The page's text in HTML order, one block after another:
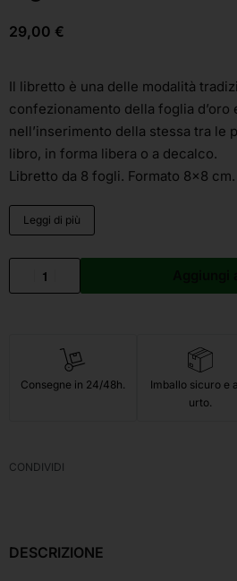
29,00 €
Il libretto è una delle modalità
confezionamento della foglia d’oro
nell’inserimento della stessa tra le
libro, in forma libera o a decalco.
Libretto da 8 fogli. Formato 8×8 cm.
Leggi di più
Consegne in 24/48h.
Imballo sicuro e
urto.
CONDIVIDI
DESCRIZIONE